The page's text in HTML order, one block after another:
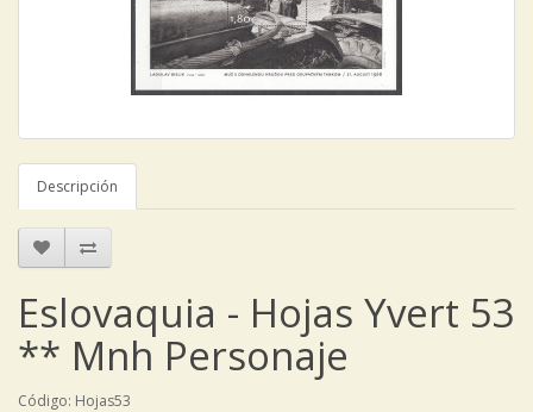
Descripción
Eslovaquia - Hojas Yvert 53
** Mnh Personaje
Código: Hojas53